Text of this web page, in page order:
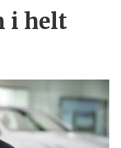
i helt